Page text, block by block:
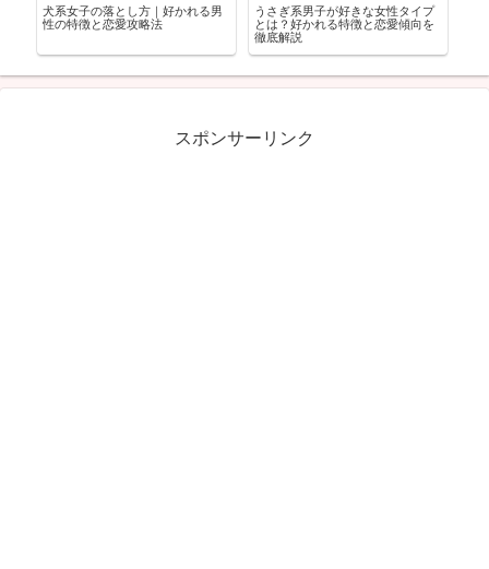
犬系女子の落とし方｜好かれる男
性の特徴と恋愛攻略法
うさぎ系男子が好きな女性タイプ
とは？好かれる特徴と恋愛傾向を
徹底解説
スポンサーリンク